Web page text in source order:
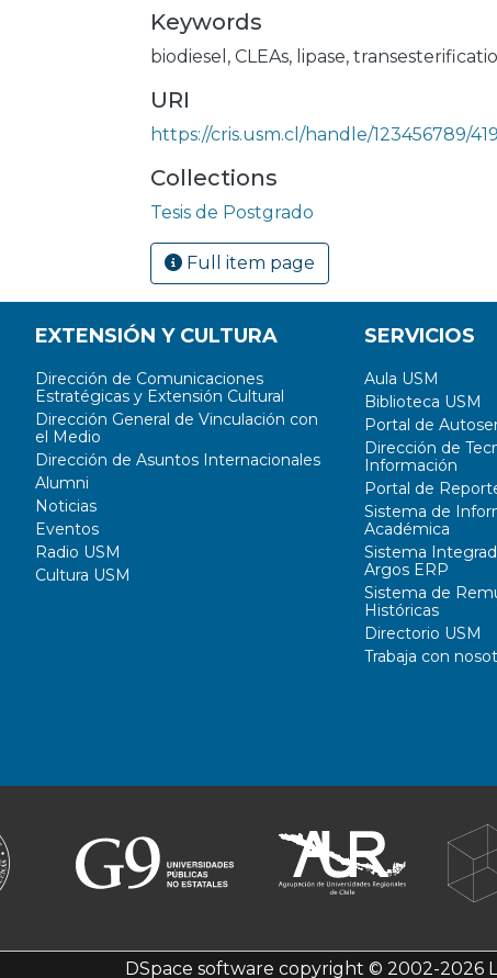
Keywords
biodiesel , CLEAs, lipase,
URI
https://cris.usm.cl/handle/123456789/
Collections
Tesis de Postgrado
Full item page
EXTENSIÓN Y CULTURA
Dirección de Comunicaciones
Estratégicas y Extensión Cultural
Dirección General de Vinculación con
el Medio
Dirección de Asuntos Internacionales
Alumni
Noticias
Eventos
Radio USM
Cultura USM
SERVICIOS
Aula USM
Biblioteca USM
Portal de
Dirección de
Información
Portal de
Sistema de
Académica
Sistema
Argos ERP
Sistema de
Históricas
Directorio USM
Trabaja con
DSpace software copyright © 2002-2026